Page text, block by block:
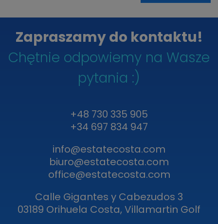
Zapraszamy do kontaktu!
Chętnie odpowiemy na Wasze
pytania :)
+48 730 335 905
+34 697 834 947
info@estatecosta.com
biuro@estatecosta.com
office@estatecosta.com
Calle Gigantes y Cabezudos 3
03189 Orihuela Costa, Villamartin Golf